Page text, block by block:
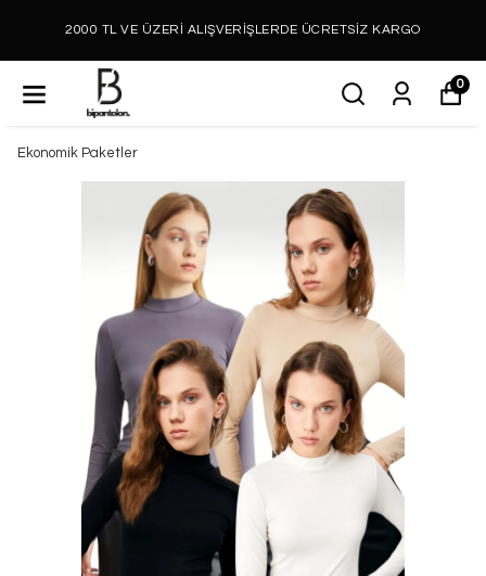
2000 TL VE ÜZERİ ALIŞVERİŞLERDE ÜCRETSİZ KARGO
0
Ekonomik Paketler